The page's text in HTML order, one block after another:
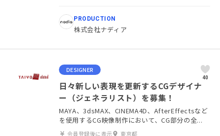
PRODUCTION
株式会社ナディア
DESIGNER
40
日々新しい表現を更新するCGデザイナ
ー（ジェネラリスト）を募集！
MAYA、3dsMAX、CINEMA4D、AfterEffectsなど
を使用するCG映像制作において、CG部分の全...
会員登録後に表示 東京都